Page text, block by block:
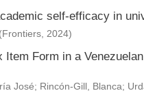
self-efficacy in
(Frontiers, 2024)
Form in a
José; Rincón-Gill, Blanca;